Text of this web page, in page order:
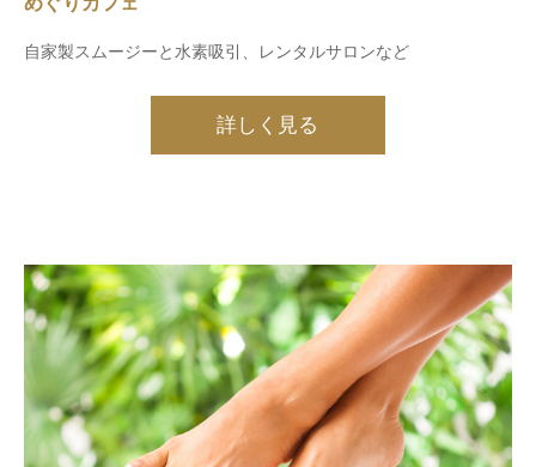
自家製スムージーと水素吸引、レンタルサロンなど
詳しく見る